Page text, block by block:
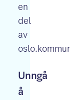
en
del
av
Unngå
å